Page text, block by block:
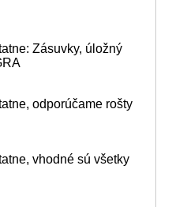
Zásuvky, úložný
odporúčame rošty
vhodné sú všetky